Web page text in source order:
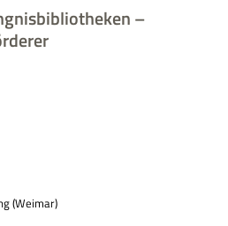
–
(Wei­mar)